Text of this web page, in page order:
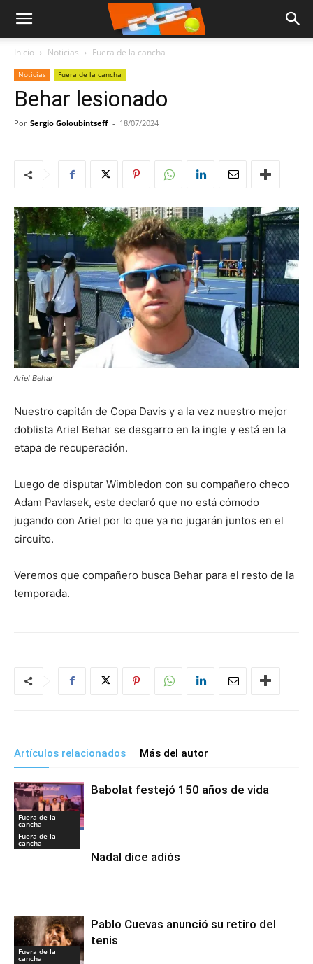
Inicio Noticias Fuera de la cancha
Noticias Fuera de la cancha
Behar lesionado
Por Sergio Goloubintseff - 18/07/2024
Ariel Behar
Nuestro capitán de Copa Davis y a la vez nuestro mejor
doblista Ariel Behar se desgarro en la ingle y está en la
etapa de recuperación.
Luego de disputar Wimbledon con su compañero checo
Adam Pavlasek, este declaró que no está cómodo
jugando con Ariel por lo que ya no jugarán juntos en el
circuito.
Veremos que compañero busca Behar para el resto de la
temporada.
Artículos relacionados Más del autor
Fuera de la
cancha
Babolat festejó 150 años de vida
Fuera de la
cancha
Nadal dice adiós
Fuera de la
cancha
Pablo Cuevas anunció su retiro del
tenis